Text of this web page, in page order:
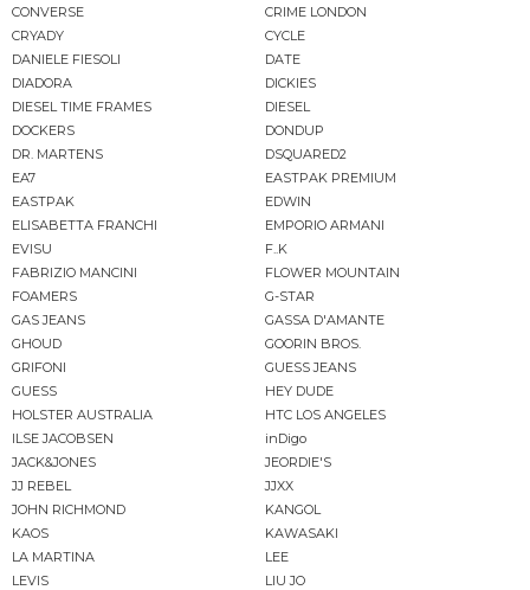
CONVERSE
CRIME LONDON
CRYADY
CYCLE
DANIELE FIESOLI
DATE
DIADORA
DICKIES
DIESEL TIME FRAMES
DIESEL
DOCKERS
DONDUP
DR. MARTENS
DSQUARED2
EA7
EASTPAK PREMIUM
EASTPAK
EDWIN
ELISABETTA FRANCHI
EMPORIO ARMANI
EVISU
F..K
FABRIZIO MANCINI
FLOWER MOUNTAIN
FOAMERS
G-STAR
GAS JEANS
GASSA D'AMANTE
GHOUD
GOORIN BROS.
GRIFONI
GUESS JEANS
GUESS
HEY DUDE
HOLSTER AUSTRALIA
HTC LOS ANGELES
ILSE JACOBSEN
inDigo
JACK&JONES
JEORDIE'S
JJ REBEL
JJXX
JOHN RICHMOND
KANGOL
KAOS
KAWASAKI
LA MARTINA
LEE
LEVIS
LIU JO